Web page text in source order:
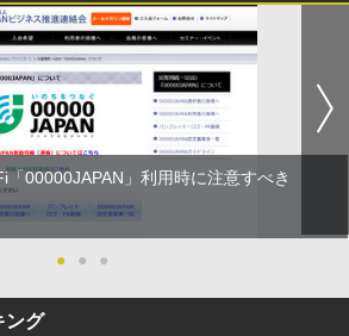
「00000JAPAN」利用時に注意すべき
● ● ●
ング